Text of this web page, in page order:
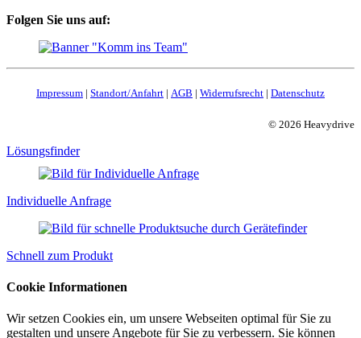
Folgen Sie uns auf:
Impressum | Standort/Anfahrt | AGB | Widerrufsrecht | Datenschutz
© 2026 Heavydrive
Lösungsfinder
Individuelle Anfrage
Schnell zum Produkt
Cookie Informationen
Wir setzen Cookies ein, um unsere Webseiten optimal für Sie zu
gestalten und unsere Angebote für Sie zu verbessern. Sie können